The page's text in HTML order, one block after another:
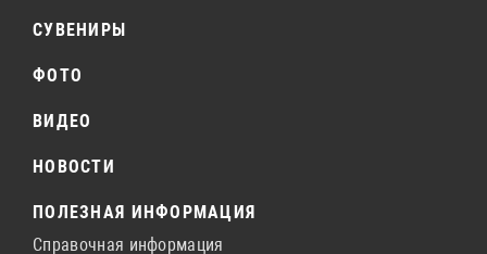
СУВЕНИРЫ
ФОТО
ВИДЕО
НОВОСТИ
ПОЛЕЗНАЯ ИНФОРМАЦИЯ
Справочная информация